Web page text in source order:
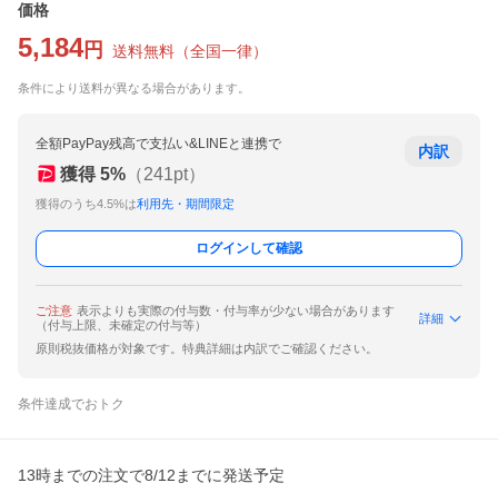
価格
5,184円 送料無料 （全国一律）
条件により送料が異なる場合があります。
全額PayPay残高で支払い&LINEと連携で
獲得 5% （241pt）
獲得のうち4.5%は利用先・期間限定
内訳
ログインして確認
ご注意 表示よりも実際の付与数・付与率が少ない場合があります
（付与上限、未確定の付与等）
詳細
原則税抜価格が対象です。特典詳細は内訳でご確認ください。
条件達成でおトク
13時までの注文で8/12までに発送予定